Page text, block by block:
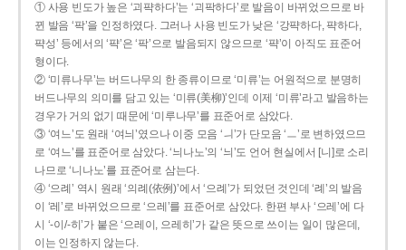
① 사용 빈도가 높은 ‘괴퍅하다’는 ‘괴팍하다’로 발음이 바뀌었으므로 바
뀐 발음 ‘팍’을 인정하였다. 그러나 사용 빈도가 낮은 ‘강퍅하다, 퍅하다,
퍅성’ 등에서의 ‘퍅’은 ‘팍’으로 발음되지 않으므로 ‘퍅’이 아직도 표준어
형이다.
② ‘미류나무’는 버드나무의 한 종류이므로 ‘미류’는 어원적으로 분명히
버드나무의 의미를 담고 있는 ‘미류(美柳)’인데 이제 ‘미류’라고 발음하는
경우가 거의 없기 때문에 ‘미루나무’를 표준어로 삼았다.
③ ‘여느’도 원래 ‘여늬’였으나 이중 모음 ‘ㅢ’가 단모음 ‘ㅡ’로 변하였으므
로 ‘여느’를 표준어로 삼았다. ‘늬나노’의 ‘늬’도 언어 현실에서 [니]로 소리
나므로 ‘니나노’를 표준어로 삼는다.
④ ‘으례’ 역시 원래 ‘의례(依例)’에서 ‘으례’가 되었던 것인데 ‘례’의 발음
이 ‘레’로 바뀌었으므로 ‘으레’를 표준어로 삼았다. 한편 부사 ‘으레’에 다
시 ‘-이/-히’가 붙은 ‘으레이, 으레히’가 같은 뜻으로 쓰이는 일이 많은데,
이는 인정하지 않는다.